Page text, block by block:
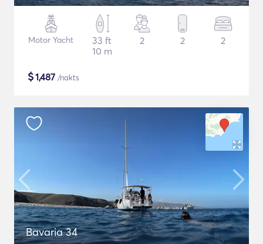
Motor Yacht
33 ft
10 m
2 2 2
$1,487 /nakts
Bavaria 34